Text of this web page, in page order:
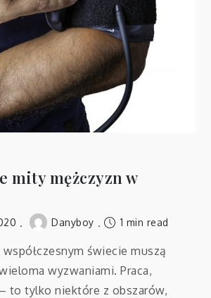
mity mężczyzn w
Danyboy 1 min read
świecie muszą
wyzwaniami. Praca,
to tylko niektóre z obszarów,